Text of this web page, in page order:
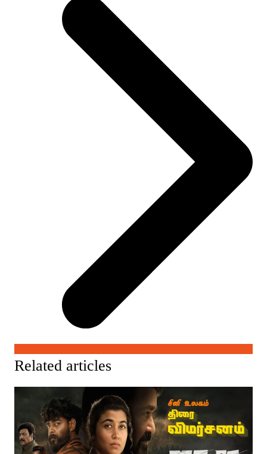
Related articles